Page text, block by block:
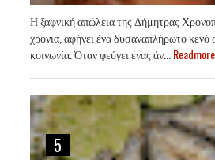
Η ξαφνική απώλεια της Δήμητρας
χρόνια, αφήνει ένα δυσαναπλήρωτο κενό
κοινωνία. Όταν φεύγει ένας άν... Readmore
5